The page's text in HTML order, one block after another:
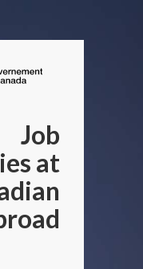
/
du
Canada
Job
at